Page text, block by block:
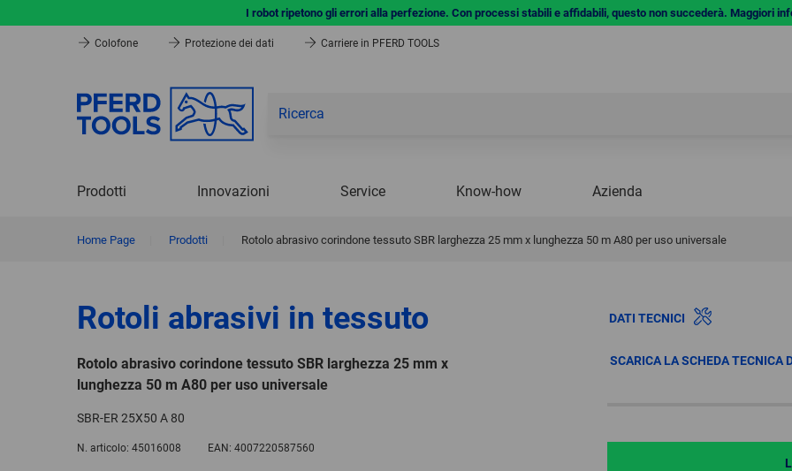
I robot ripetono gli errori alla perfezione. Con processi stabili e affidabili, questo non succederà. Maggiori
Colofone Protezione dei dati Carriere in PFERD TOOLS
Prodotti Innovazioni Service Know-how Azienda
Home Page Prodotti Rotolo abrasivo corindone tessuto SBR larghezza 25 mm x lunghezza 50 m A80 per uso universale
Rotoli abrasivi in tessuto
Rotolo abrasivo corindone tessuto SBR larghezza 25 mm x
lunghezza 50 m A80 per uso universale
SBR-ER 25X50 A 80
N. articolo: 45016008 EAN: 4007220587560
DATI TECNICI
SCARICA LA SCHEDA TECNICA